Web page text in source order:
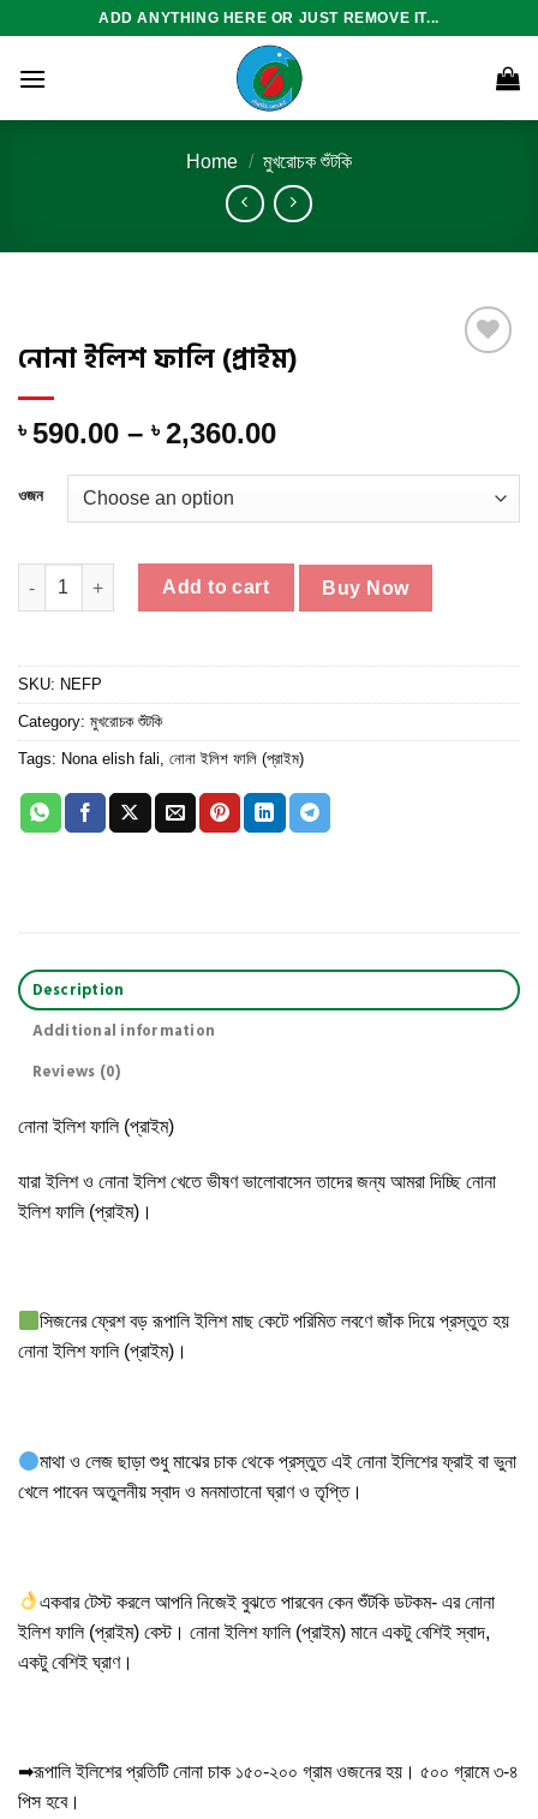
content
ADD ANYTHING HERE OR JUST REMOVE IT...
Home / মুখরোচক শুঁটকি
নোনা ইলিশ ফালি (প্রাইম)
৳ 590.00 – ৳ 2,360.00Price
through
ওজন
নোনা ইলিশ ফালি (প্রাইম) quantity
Add to cart Buy Now
SKU: NEFP
Category: মুখরোচক শুঁটকি
Tags: Nona elish fali নোনা ইলিশ ফালি (প্রাইম)
Description
Additional information
Reviews (0)
নোনা ইলিশ ফালি (প্রাইম)
যারা ইলিশ ও নোনা ইলিশ খেতে ভীষণ ভালোবাসেন তাদের জন্য আমরা দিচ্ছি নোনা
ইলিশ ফালি (প্রাইম)।
সিজনের ফ্রেশ বড় রূপালি ইলিশ মাছ কেটে পরিমিত লবণে জাঁক দিয়ে প্রস্তুত হয়
নোনা ইলিশ ফালি (প্রাইম)।
মাথা ও লেজ ছাড়া শুধু মাঝের চাক থেকে প্রস্তুত এই নোনা ইলিশের ফ্রাই বা ভুনা
খেলে পাবেন অতুলনীয় স্বাদ ও মনমাতানো ঘ্রাণ ও তৃপ্তি।
একবার টেস্ট করলে আপনি নিজেই বুঝতে পারবেন কেন শুঁটকি ডটকম- এর নোনা
ইলিশ ফালি (প্রাইম) বেস্ট। নোনা ইলিশ ফালি (প্রাইম) মানে একটু বেশিই স্বাদ,
একটু বেশিই ঘ্রাণ।
➡রূপালি ইলিশের প্রতিটি নোনা চাক ১৫০-২০০ গ্রাম ওজনের হয়। ৫০০ গ্রামে ৩-৪
পিস হবে।